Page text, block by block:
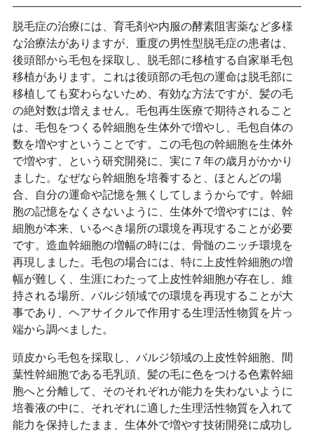
脱毛症の治療には、育毛剤や内服の酵素阻害薬など多様
な治療法がありますが、重度の男性型脱毛症の患者は、
後頭部から毛包を採取し、脱毛部に移植する自家単毛包
移植があります。これは後頭部の毛包の運命は脱毛部に
移植しても変わらないため、有効な方法ですが、髪の毛
の絶対数は増えません。毛包再生医療で期待されること
は、毛包をつくる幹細胞を生体外で増やし、毛包自体の
数を増やすということです。この毛包の幹細胞を生体外
で増やす、という研究開発に、実に７年の歳月がかかり
ました。なぜなら幹細胞を培養すると、ほとんどの場
合、自分の運命や記憶を無くしてしまうからです。幹細
胞の記憶をなくさないように、生体外で増やすには、幹
細胞が本来、いるべき場所の環境を再現することが必要
です。造血幹細胞の増幅の時には、骨髄のニッチ環境を
再現しました。毛包の場合には、特に上皮性幹細胞の増
幅が難しく、生涯にわたって上皮性幹細胞が存在し、維
持される場所、バルジ領域での環境を再現することが大
事であり、ヘアサイクルで作用する生理活性物質を片っ
端から調べました。
頭皮から毛包を採取し、バルジ領域の上皮性幹細胞、間
葉性幹細胞である毛乳頭、髪の毛に色をつける色素幹細
胞へと分離して、そのそれぞれが能力を失わないように
培養液の中に、それぞれに適した生理活性物質を入れて
能力を保持したまま、生体外で増やす技術開発に成功し